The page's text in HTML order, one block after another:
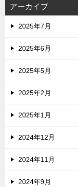
アーカイブ
2025年7月
2025年6月
2025年5月
2025年2月
2025年1月
2024年12月
2024年11月
2024年9月